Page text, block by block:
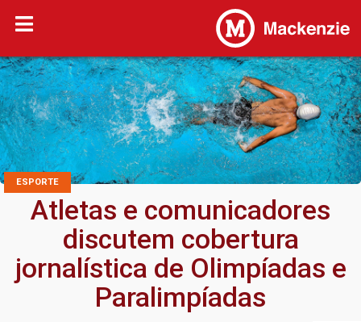
ESPORTE
Atletas e comunicadores
discutem cobertura
jornalística de Olimpíadas e
Paralimpíadas